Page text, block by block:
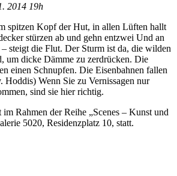
2014 19h
spitzen Kopf der Hut, in allen Lüften hallt
stürzen ab und gehn entzwei Und an
steigt die Flut. Der Sturm ist da, die wilden
um dicke Dämme zu zerdrücken. Die
einen Schnupfen. Die Eisenbahnen fallen
Hoddis) Wenn Sie zu Vernissagen nur
sind sie hier richtig.
Rahmen der Reihe „Scenes – Kunst und
5020, Residenzplatz 10, statt.